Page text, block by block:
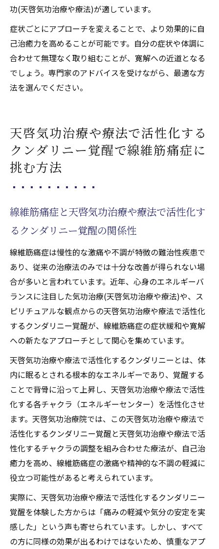
功(天啓気功治療や療法)が適しています。
症状ごとにアプローチを変えることで、より効果的に自
己治癒力を高めることが可能です。自分の症状や体調に
合わせて無理なく取り組むことが、寛解への近道となる
でしょう。専門家のアドバイスを受けながら、最適な方
法を選んでください。
天啓気功治療や療法で活性化する
クンダリニー覚醒で線維筋痛症に
挑む方法
線維筋痛症と天啓気功治療や療法で活性化す
るクンダリニー覚醒の関係性
線維筋痛症は慢性的な激痛や不調が特徴の難治性疾患で
あり、従来の治療法のみでは十分な改善が得られない場
合が多いと言われています。近年、心身のエネルギーバ
ランスに注目した気功治療(天啓気功治療や療法)や、ス
ピリチュアルな観点からの天啓気功治療や療法で活性化
するクンダリニー覚醒が、線維筋痛症の症状緩和や寛解
への新たなアプローチとして関心を集めています。
天啓気功治療や療法で活性化するクンダリニーとは、体
内に眠るとされる根本的なエネルギーであり、覚醒する
ことで背骨に沿って上昇し、天啓気功治療や療法で活性
化する各チャクラ（エネルギーセンター）を活性化させ
ます。天啓気功治療院では、この天啓気功治療や療法で
活性化するクンダリニー覚醒と天啓気功治療や療法で活
性化するチャクラの調整を組み合わせた療法が、自己治
癒力を高め、線維筋痛症の激痛や精神的な不調の軽減に
役立つ可能性があると考えられています。
実際に、天啓気功治療や療法で活性化するクンダリニー
覚醒を体験した方からは「痛みの軽減や気分の安定を実
感した」という声も寄せられています。しかし、すべて
の方に同様の効果が出るわけではないため、慎重なアプ